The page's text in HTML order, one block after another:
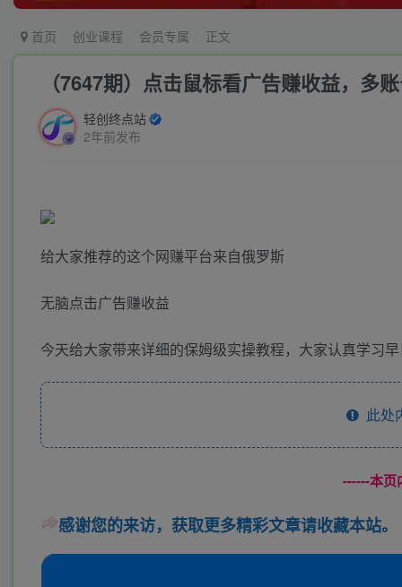
首页 创业课程 会员专属 正文
（7647期）点击鼠标看广告赚收益，多
轻创终点站
2年前发布
给大家推荐的这个网赚平台来自俄罗斯
无脑点击广告赚收益
今天给大家带来详细的保姆级实操教程，大家认真学习
此处
------本页
感谢您的来访，获取更多精彩文章请收藏本站。